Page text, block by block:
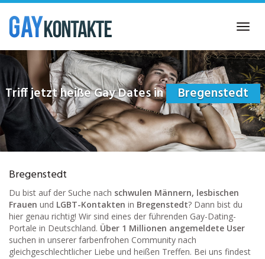
Skip
main
content
Triff jetzt heiße Gay Dates in Bregenstedt
Bregenstedt
Du bist auf der Suche nach schwulen Männern, lesbischen
Frauen und LGBT-Kontakten in Bregenstedt? Dann bist du
hier genau richtig! Wir sind eines der führenden Gay-Dating-
Portale in Deutschland. Über 1 Millionen angemeldete User
suchen in unserer farbenfrohen Community nach
gleichgeschlechtlicher Liebe und heißen Treffen. Bei uns findest